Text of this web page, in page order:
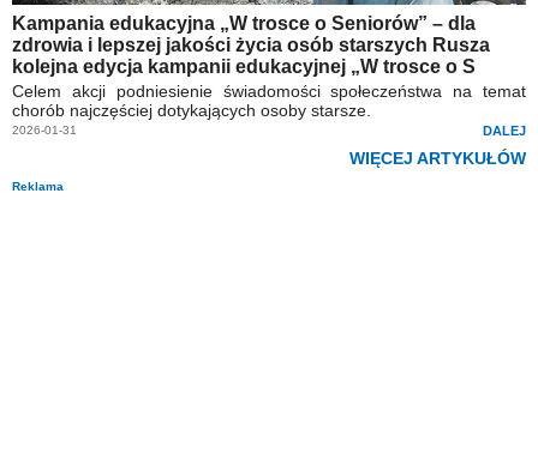
Kampania edukacyjna „W trosce o Seniorów” – dla
zdrowia i lepszej jakości życia osób starszych Rusza
kolejna edycja kampanii edukacyjnej „W trosce o S
Celem akcji podniesienie świadomości społeczeństwa na temat
chorób najczęściej dotykających osoby starsze.
2026-01-31 DALEJ
WIĘCEJ ARTYKUŁÓW
Reklama